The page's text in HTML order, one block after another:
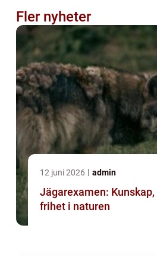
Fler nyheter
12 juni 2026 admin
Jägarexamen:
frihet i naturen